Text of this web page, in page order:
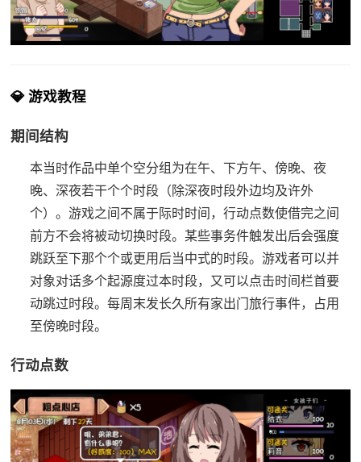
💎 游戏教程
期间结构
本当时作品中单个空分组为在午、下方午、傍晚、夜
晚、深夜若干个个时段（除深夜时段外边均及许外
个）。 游戏之间不属于际时时间，行动点数使借完之间
前方不会将被动切换时段。 某些事务件触发出后会强度
跳跃至下那个个或更用后当中式的时段。 游戏者可以并
对象对话多个起源度过本时段，又可以点击时间栏首要
动跳过时段。 每周末发长久所有家出门旅行事件，占用
至傍晚时段。
行动点数